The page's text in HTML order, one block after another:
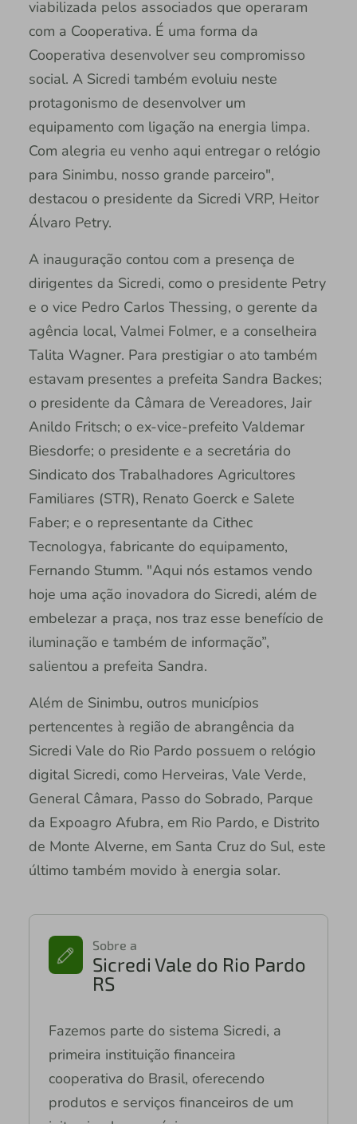
viabilizada pelos associados que operaram
com a Cooperativa. É uma forma da
Cooperativa desenvolver seu compromisso
social. A Sicredi também evoluiu neste
protagonismo de desenvolver um
equipamento com ligação na energia limpa.
Com alegria eu venho aqui entregar o relógio
para Sinimbu, nosso grande parceiro",
destacou o presidente da Sicredi VRP, Heitor
Álvaro Petry.
A inauguração contou com a presença de
dirigentes da Sicredi, como o presidente Petry
e o vice Pedro Carlos Thessing, o gerente da
agência local, Valmei Folmer, e a conselheira
Talita Wagner. Para prestigiar o ato também
estavam presentes a prefeita Sandra Backes;
o presidente da Câmara de Vereadores, Jair
Anildo Fritsch; o ex-vice-prefeito Valdemar
Biesdorfe; o presidente e a secretária do
Sindicato dos Trabalhadores Agricultores
Familiares (STR), Renato Goerck e Salete
Faber; e o representante da Cithec
Tecnologya, fabricante do equipamento,
Fernando Stumm. "Aqui nós estamos vendo
hoje uma ação inovadora do Sicredi, além de
embelezar a praça, nos traz esse benefício de
iluminação e também de informação”,
salientou a prefeita Sandra.
Além de Sinimbu, outros municípios
pertencentes à região de abrangência da
Sicredi Vale do Rio Pardo possuem o relógio
digital Sicredi, como Herveiras, Vale Verde,
General Câmara, Passo do Sobrado, Parque
da Expoagro Afubra, em Rio Pardo, e Distrito
de Monte Alverne, em Santa Cruz do Sul, este
último também movido à energia solar.
Sobre a
Sicredi Vale do Rio Pardo
RS
Fazemos parte do sistema Sicredi, a
primeira instituição financeira
cooperativa do Brasil, oferecendo
produtos e serviços financeiros de um